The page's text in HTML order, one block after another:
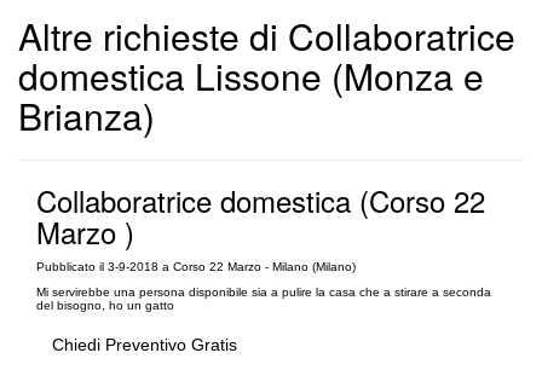
Altre richieste di Collaboratrice
domestica Lissone (Monza e
Brianza)
Collaboratrice domestica (Corso 22
Marzo )
Pubblicato il 3-9-2018 a Corso 22 Marzo - Milano (Milano)
Mi servirebbe una persona disponibile sia a pulire la casa che a stirare a seconda
del bisogno, ho un gatto
Chiedi Preventivo Gratis